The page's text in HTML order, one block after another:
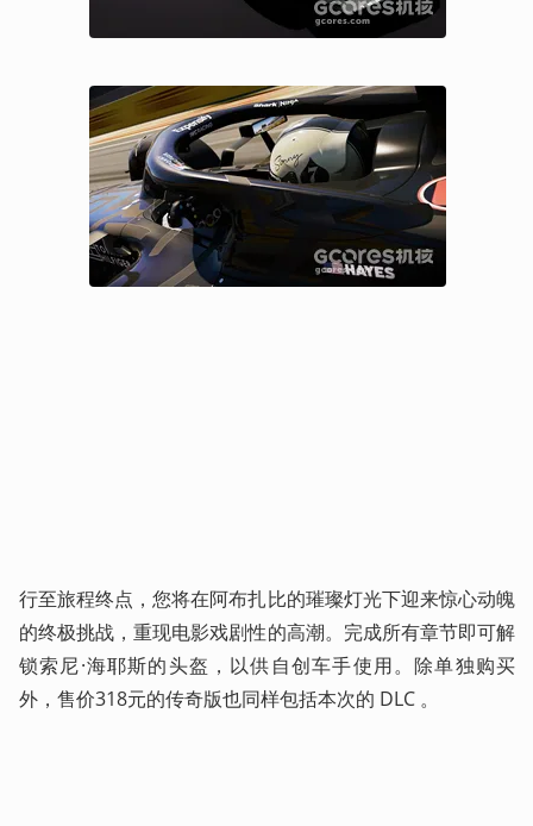
行至旅程终点，您将在阿布扎比的璀璨灯光下迎来惊心动魄
的终极挑战，重现电影戏剧性的高潮。完成所有章节即可解
锁索尼·海耶斯的头盔，以供自创车手使用。除单独购买
外，售价318元的传奇版也同样包括本次的 DLC 。